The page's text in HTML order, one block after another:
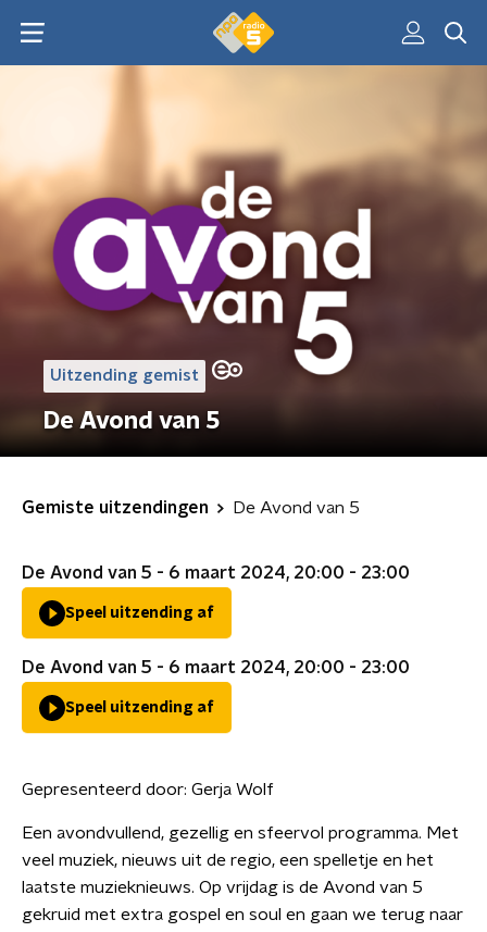
Uitzending gemist
De Avond van 5
Gemiste uitzendingen De Avond van 5
De Avond van 5 - 6 maart 2024, 20:00 - 23:00
Speel uitzending af
De Avond van 5 - 6 maart 2024, 20:00 - 23:00
Speel uitzending af
Gepresenteerd door: Gerja Wolf
Een avondvullend, gezellig en sfeervol programma. Met
veel muziek, nieuws uit de regio, een spelletje en het
laatste muzieknieuws. Op vrijdag is de Avond van 5
gekruid met extra gospel en soul en gaan we terug naar